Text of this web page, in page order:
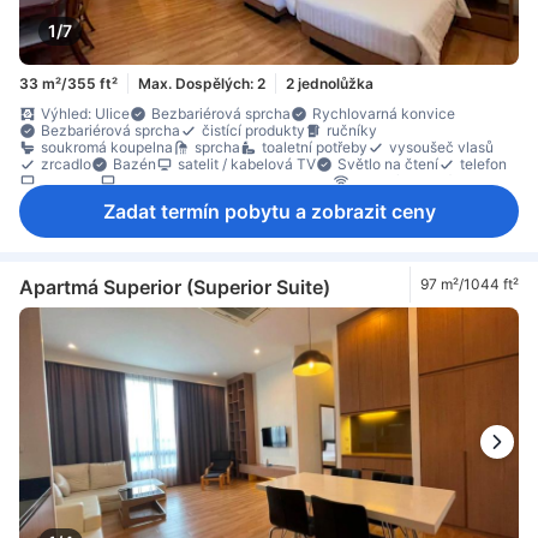
1/7
33 m²/355 ft² Max. Dospělých: 2
2 jednolůžka
Výhled: Ulice
Bezbariérová sprcha
Rychlovarná konvice
Bezbariérová sprcha
čistící produkty
ručníky
soukromá koupelna
sprcha toaletní potřeby
vysoušeč vlasů
zrcadlo
Bazén satelit / kabelová TV Světlo na čtení
telefon
televizor
televizor s plochou obrazovkou
Wi-Fi (zdarma)
odhlučnění
Vybavení pro pohodlný spánek
balená voda zdarma
dřevěná podlaha/parkety
Dřevěná podlaha/parkety
místo k posezení
oddělená jídelní část Odpadkové koše
pokoj v nižším patře
pracovní stůl
stůl pro práci na notebooku
skříň
stojan na oblečení
sušička prádla
Bezpečnostní prvek
detektor kouře
hasicí přístroj
Individuální klimatizace
Nekuřácké pokoje
Přístup výtahem
trezor na pokoji
Zadat termín pobytu a zobrazit ceny
Apartmá Superior (Superior Suite) 97 m²/1044 ft²